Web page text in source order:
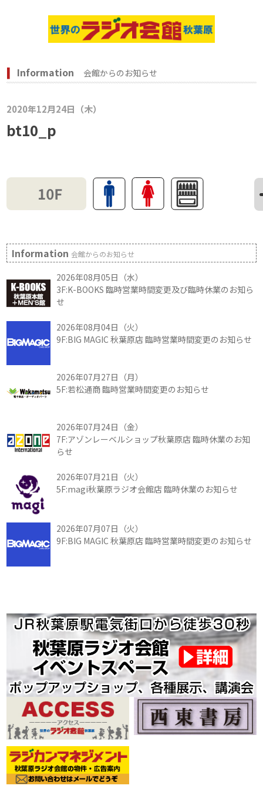
Information 会館からのお知らせ
2020年12月24日（木）
bt10_p
Information会館からのお知らせ
2026年08月05日（水）
3F:K-BOOKS 臨時営業時間変更及び臨時休業のお知ら
せ
2026年08月04日（火）
9F:BIG MAGIC 秋葉原店 臨時営業時間変更のお知らせ
2026年07月27日（月）
5F:若松通商 臨時営業時間変更のお知らせ
2026年07月24日（金）
7F:アゾンレーベルショップ秋葉原店 臨時休業のお知
らせ
2026年07月21日（火）
5F:magi秋葉原ラジオ会館店 臨時休業のお知らせ
2026年07月07日（火）
9F:BIG MAGIC 秋葉原店 臨時営業時間変更のお知らせ